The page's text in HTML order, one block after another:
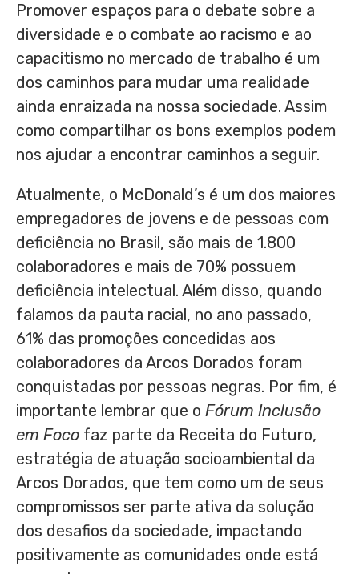
Promover espaços para o debate sobre a
diversidade e o combate ao racismo e ao
capacitismo no mercado de trabalho é um
dos caminhos para mudar uma realidade
ainda enraizada na nossa sociedade. Assim
como compartilhar os bons exemplos podem
nos ajudar a encontrar caminhos a seguir.
Atualmente, o McDonald’s é um dos maiores
empregadores de jovens e de pessoas com
deficiência no Brasil, são mais de 1.800
colaboradores e mais de 70% possuem
deficiência intelectual. Além disso, quando
falamos da pauta racial, no ano passado,
61% das promoções concedidas aos
colaboradores da Arcos Dorados foram
conquistadas por pessoas negras. Por fim, é
importante lembrar que o Fórum Inclusão
em Foco faz parte da Receita do Futuro,
estratégia de atuação socioambiental da
Arcos Dorados, que tem como um de seus
compromissos ser parte ativa da solução
dos desafios da sociedade, impactando
positivamente as comunidades onde está